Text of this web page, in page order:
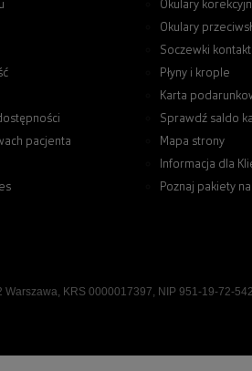
pacjenta
Okulary
Okulary
Soczewki
Płyny i krople
Karta
Sprawdź saldo
Mapa strony
Informacja dla
Poznaj pakiety
KRS 0000017397, NIP 951-19-72-542